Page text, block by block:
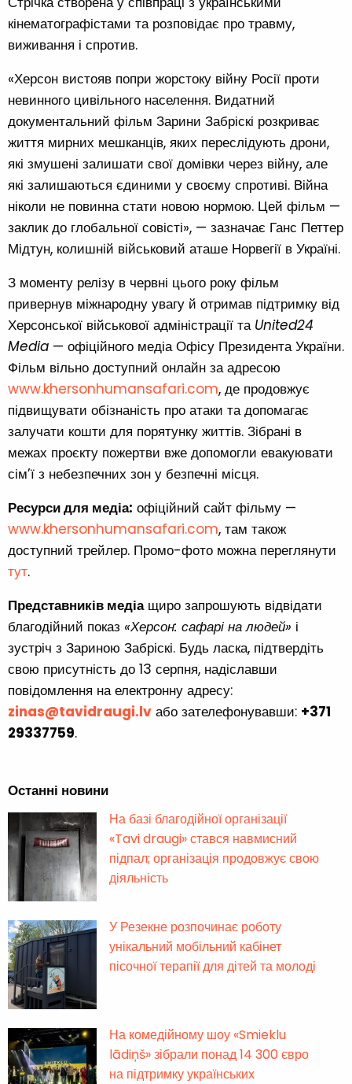
кінематографістами та розповідає про травму,
виживання і спротив.
«Херсон вистояв попри жорстоку війну Росії проти
невинного цивільного населення. Видатний
документальний фільм Зарини Забріскі розкриває
життя мирних мешканців, яких переслідують дрони,
які змушені залишати свої домівки через війну, але
які залишаються єдиними у своєму спротиві. Війна
ніколи не повинна стати новою нормою. Цей фільм —
заклик до глобальної совісті», — зазначає Ганс Петтер
Мідтун, колишній військовий аташе Норвегії в Україні.
З моменту релізу в червні цього року фільм
привернув міжнародну увагу й отримав підтримку від
Херсонської військової адміністрації та United24
Media — офіційного медіа Офісу Президента України.
Фільм вільно доступний онлайн за адресою
www.khersonhumansafari.com, де продовжує
підвищувати обізнаність про атаки та допомагає
залучати кошти для порятунку життів. Зібрані в
межах проєкту пожертви вже допомогли евакуювати
сім’ї з небезпечних зон у безпечні місця.
Ресурси для медіа: офіційний сайт фільму —
www.khersonhumansafari.com, там також
доступний трейлер. Промо-фото можна переглянути
тут.
Представників медіащиро запрошують відвідати
благодійний показ «Херсон: сафарі на людей» і
зустріч з Зариною Забріскі. Будь ласка, підтвердіть
свою присутність до 13 серпня, надіславши
повідомлення на електронну адресу:
zinas@tavidraugi.lv або зателефонувавши: +371
29337759.
Останні новини
На базі благодійної організації
«Tavi draugi» стався навмисний
підпал; організація продовжує свою
діяльність
У Резекне розпочинає роботу
унікальний мобільний кабінет
пісочної терапії для дітей та молоді
На комедійному шоу «Smieklu
lādiņš» зібрали понад 14 300 євро
на підтримку українських